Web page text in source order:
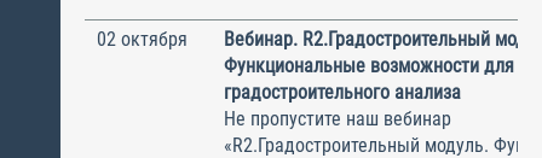
02 октября
Вебинар. R2.Градостроительный
Функциональные возможности для
градостроительного анализа
Не пропустите наш вебинар
«‎R2.Градостроительный модуль.